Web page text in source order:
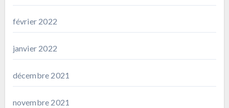
février 2022
janvier 2022
décembre 2021
novembre 2021